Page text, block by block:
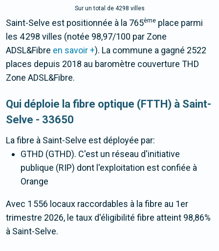
Sur un total de 4298 villes
Saint-Selve est positionnée à la 765ème place parmi
les 4 298 villes (notée 98,97/100 par Zone
ADSL&Fibre en savoir +). La commune a gagné 2522
places depuis 2018 au baromètre couverture THD
Zone ADSL&Fibre.
Qui déploie la fibre optique (FTTH) à Saint-
Selve - 33650
La fibre à Saint-Selve est déployée par:
GTHD (GTHD). C'est un réseau d'initiative
publique (RIP) dont l'exploitation est confiée à
Orange
Avec 1 556 locaux raccordables à la fibre au 1er
trimestre 2026, le taux d'éligibilité fibre atteint 98,86%
à Saint-Selve.